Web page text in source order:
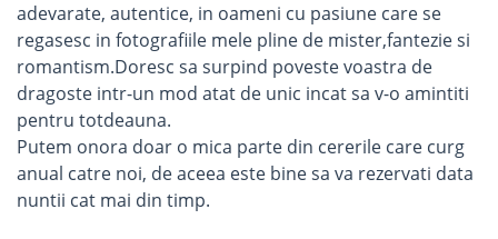
adevarate, autentice, in oameni cu pasiune care se
regasesc in fotografiile mele pline de mister,fantezie si
romantism.Doresc sa surpind poveste voastra de
dragoste intr-un mod atat de unic incat sa v-o amintiti
pentru totdeauna.
Putem onora doar o mica parte din cererile care curg
anual catre noi, de aceea este bine sa va rezervati data
nuntii cat mai din timp.